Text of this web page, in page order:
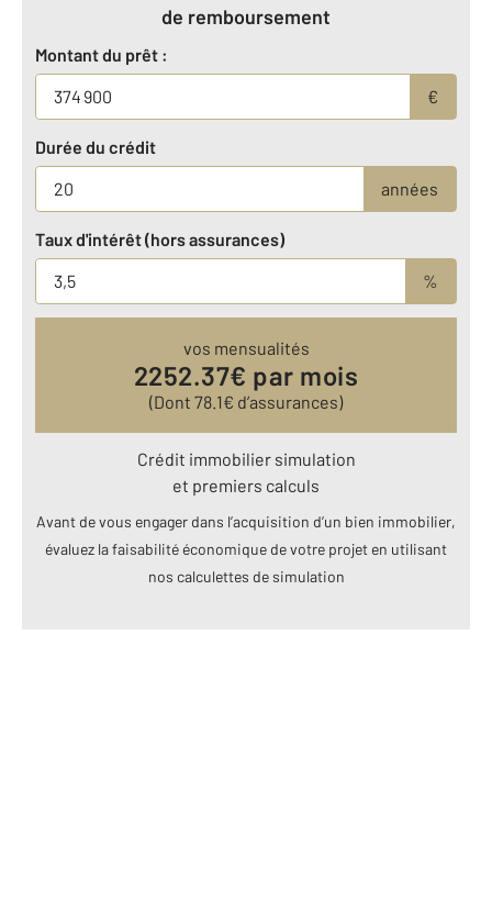
de remboursement
Montant du prêt :
€
Durée du crédit
années
Taux d'intérêt (hors assurances)
%
vos mensualités
2252.37€ par mois
(Dont 78.1€ d’assurances)
Crédit immobilier simulation
et premiers calculs
Avant de vous engager dans l’acquisition d’un bien immobilier,
évaluez la faisabilité économique de votre projet en utilisant
nos calculettes de simulation